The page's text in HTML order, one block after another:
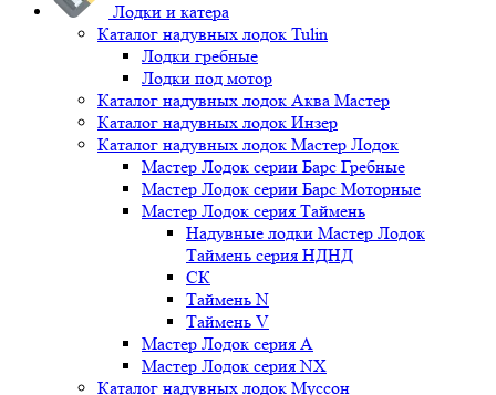
Лодки и катера
Каталог надувных лодок Tulin
Лодки гребные
Лодки под мотор
Каталог надувных лодок Аква Мастер
Каталог надувных лодок Инзер
Каталог надувных лодок Мастер Лодок
Мастер Лодок серии Барс Гребные
Мастер Лодок серии Барс Моторные
Мастер Лодок серия Таймень
Надувные лодки Мастер Лодок
Таймень серия НДНД
СК
Таймень N
Таймень V
Мастер Лодок серия А
Мастер Лодок серия NX
Каталог надувных лодок Муссон